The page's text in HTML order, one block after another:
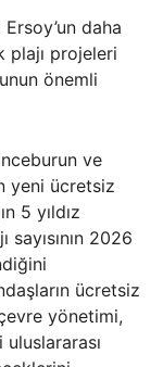
daha
plajı projeleri
önemli
ve
yeni ücretsiz
5 yıldız
2026
ücretsiz
yönetimi,